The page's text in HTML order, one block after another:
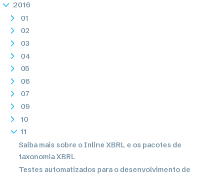
2016
01
02
03
04
05
06
07
09
10
11
Saiba mais sobre o Inline XBRL e os pacotes de
taxonomia XBRL
Testes automatizados para o desenvolvimento de